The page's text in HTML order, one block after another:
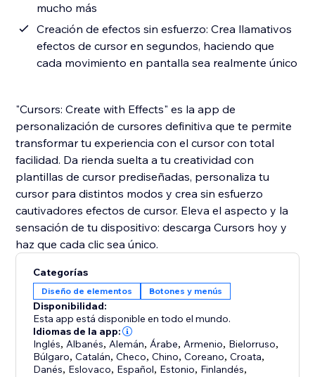
mucho más
Creación de efectos sin esfuerzo: Crea llamativos
efectos de cursor en segundos, haciendo que
cada movimiento en pantalla sea realmente único
"Cursors: Create with Effects" es la app de
personalización de cursores definitiva que te permite
transformar tu experiencia con el cursor con total
facilidad. Da rienda suelta a tu creatividad con
plantillas de cursor prediseñadas, personaliza tu
cursor para distintos modos y crea sin esfuerzo
cautivadores efectos de cursor. Eleva el aspecto y la
sensación de tu dispositivo: descarga Cursors hoy y
haz que cada clic sea único.
Categorías
Diseño de elementos Botones y menús
Disponibilidad:
Esta app está disponible en todo el mundo.
Idiomas de la app:
Inglés, Albanés, Alemán, Árabe, Armenio, Bielorruso,
Búlgaro,Catalán,Checo,Chino,Coreano,Croata,
Danés, Eslovaco, Español, Estonio, Finlandés,